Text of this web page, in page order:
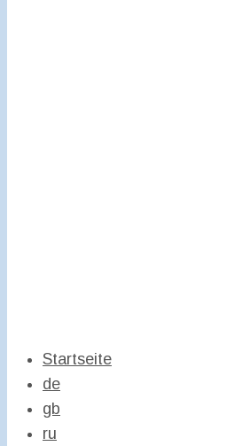
Startseite
de
gb
ru